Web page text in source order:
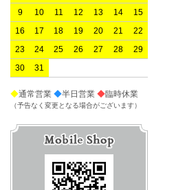
9
10 11 12 13 14
15
16
17 18 19 20 21
22
23
24 25 26 27 28
29
30
31
◆通常営業 ◆半日営業 ◆臨時休業
（予告なく変更となる場合がございます）